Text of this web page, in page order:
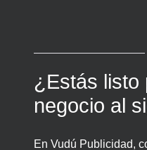
¿Estás listo
negocio al
En Vudú Publicidad,